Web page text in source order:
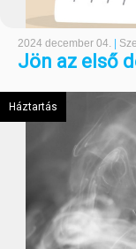
2024 december 04.
Jön az első
Háztartás